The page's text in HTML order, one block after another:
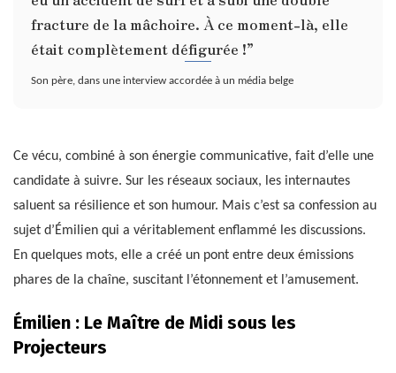
fracture de la mâchoire. À ce moment-là, elle
était complètement défigurée !”
Son père, dans une interview accordée à un média belge
Ce vécu, combiné à son énergie communicative, fait d’elle une
candidate à suivre. Sur les réseaux sociaux, les internautes
saluent sa résilience et son humour. Mais c’est sa confession au
sujet d’Émilien qui a véritablement enflammé les discussions.
En quelques mots, elle a créé un pont entre deux émissions
phares de la chaîne, suscitant l’étonnement et l’amusement.
Émilien : Le Maître de Midi sous les
Projecteurs